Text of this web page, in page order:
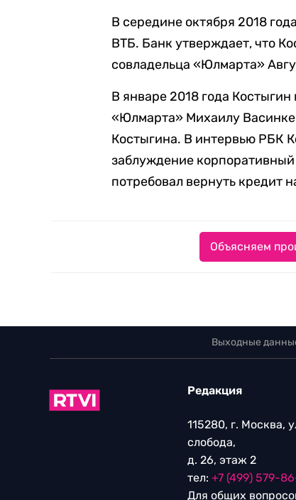
В середине октября 2018
ВТБ. Банк утверждает, что
совладельца «Юлмарта»
В январе 2018 года
«Юлмарта» Михаилу
Костыгина. В интервью РБК
заблуждение
потребовал вернуть кредит
Объясняем
Выходные
Редакция
115280, г. Москва,
слобода,
д. 26, этаж 2
тел: +7 (499) 579-
Для общих